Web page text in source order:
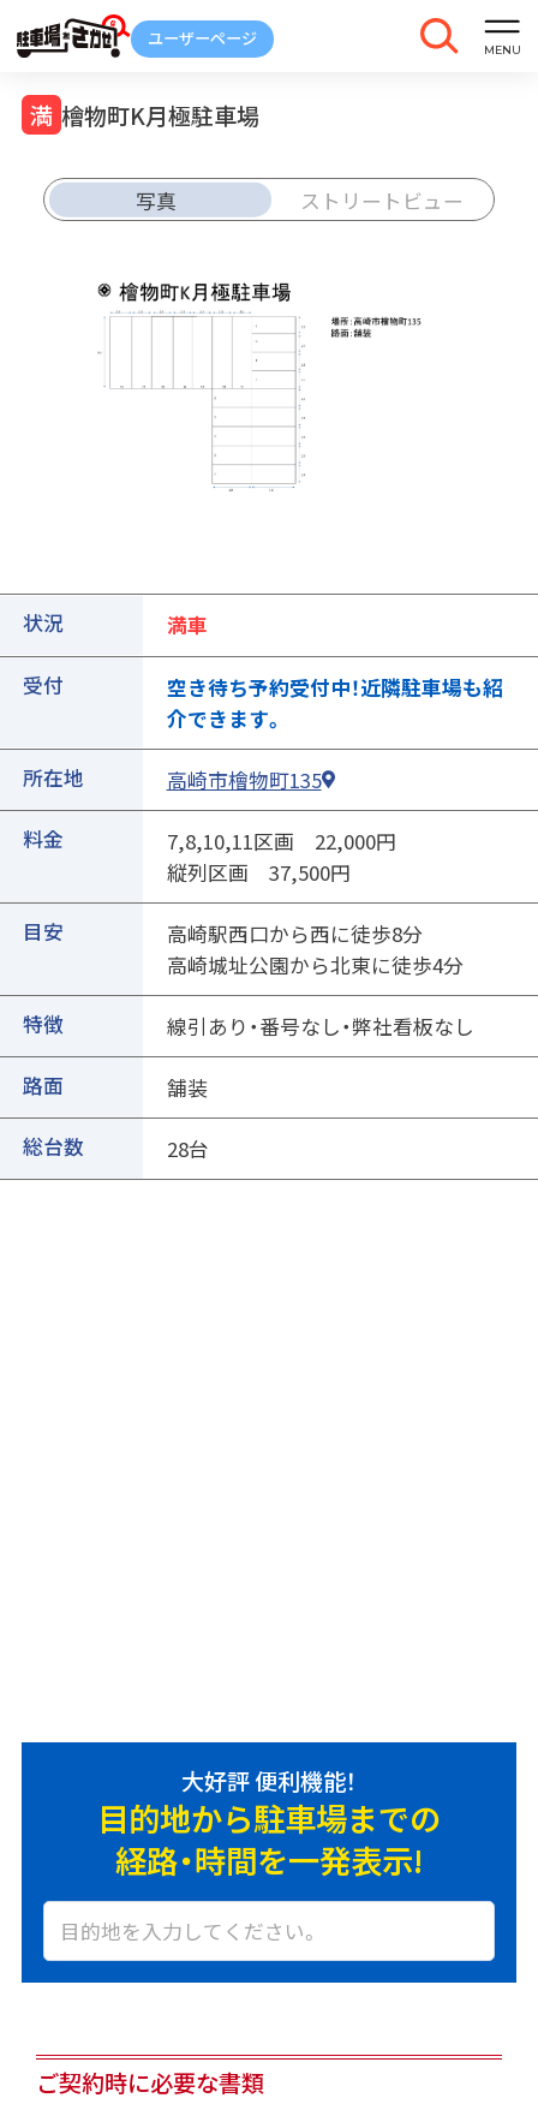
檜物町K月極駐車場
写真 ストリートビュー
状況 満車
受付
空き待ち予約受付中！近隣駐車場も紹
介できます。
所在地 高崎市檜物町135
料金
7,8,10,11区画 22,000円
縦列区画 37,500円
目安
高崎駅西口から西に徒歩8分
高崎城址公園から北東に徒歩4分
特徴 線引あり・番号なし・弊社看板なし
路面 舗装
総台数 28台
大好評 便利機能！
目的地から駐車場までの
経路・時間を一発表示!
ご契約時に必要な書類
解約
車庫証明
発行
トラブル
ご契約中の駐車場ページのボタン
①ご契約中の駐車場の詳細ページを開きます
②ページ中ほどの各種ボタンを押します